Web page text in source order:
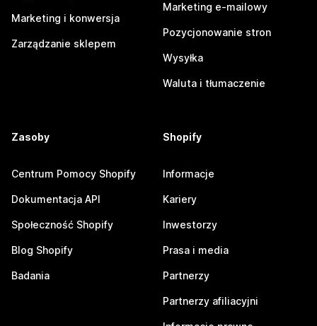
Marketing i konwersja
Zarządzanie sklepem
Marketing e-mailowy
Pozycjonowanie stron
Wysyłka
Waluta i tłumaczenie
Zasoby
Centrum Pomocy Shopify
Dokumentacja API
Społeczność Shopify
Blog Shopify
Badania
Shopify
Informacje
Kariery
Inwestorzy
Prasa i media
Partnerzy
Partnerzy afiliacyjni